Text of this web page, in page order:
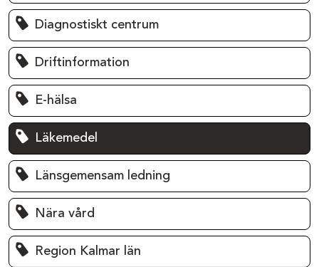
Diagnostiskt centrum
Driftinformation
E-hälsa
Läkemedel
Länsgemensam ledning
Nära vård
Region Kalmar län